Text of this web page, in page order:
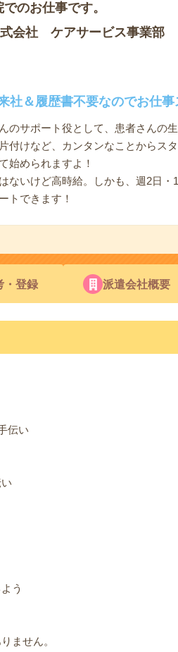
のお仕事です。
会社 ケアサービス事業部
＆履歴書不要なのでお仕事
のサポート役として、患者さんの
付けなど、カンタンなことからス
始められますよ！
ないけど高時給。しかも、週2日
トできます！
・登録 派遣会社概要
伝い
う
ません。